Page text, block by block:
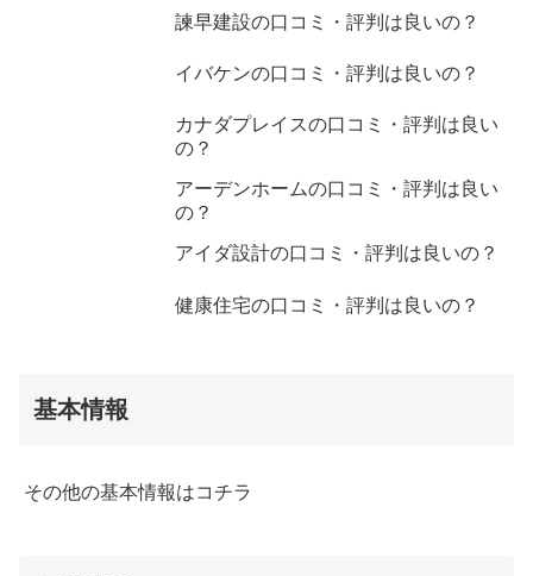
諫早建設の口コミ・評判は良いの？
イバケンの口コミ・評判は良いの？
カナダプレイスの口コミ・評判は良い
の？
アーデンホームの口コミ・評判は良い
の？
アイダ設計の口コミ・評判は良いの？
健康住宅の口コミ・評判は良いの？
基本情報
その他の基本情報はコチラ